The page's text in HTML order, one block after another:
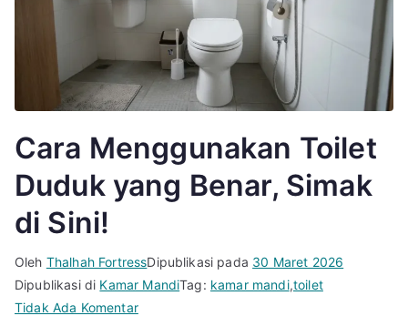
Cara Menggunakan Toilet
Duduk yang Benar, Simak
di Sini!
Oleh Thalhah FortressDipublikasi pada 30 Maret 2026
Dipublikasi di Kamar MandiTag: kamar mandi,toilet
Tidak Ada Komentarpada